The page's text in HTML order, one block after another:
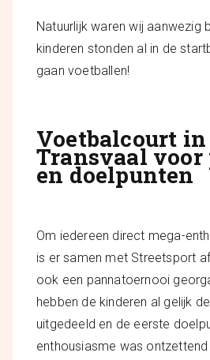
Natuurlijk waren wij aanwezig
kinderen stonden al in de
gaan voetballen!
Voetbalcourt in
Transvaal voor
en doelpunten
Om iedereen direct mega-
is er samen met Streetsport
ook een pannatoernooi
hebben de kinderen al gelijk
uitgedeeld en de eerste
enthousiasme was